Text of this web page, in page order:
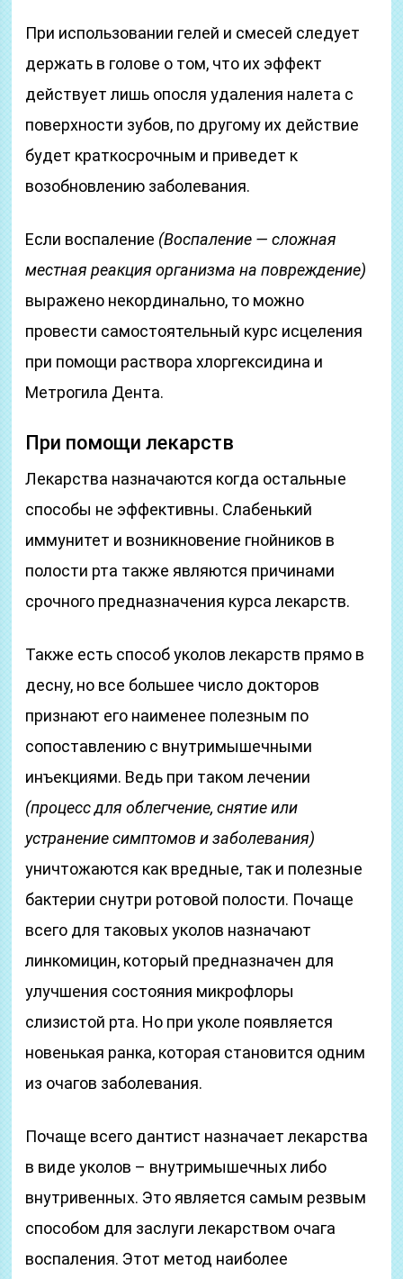
При использовании гелей и смесей следует
держать в голове о том, что их эффект
действует лишь опосля удаления налета с
поверхности зубов, по другому их действие
будет краткосрочным и приведет к
возобновлению заболевания.
Если воспаление (Воспаление — сложная
местная реакция организма на повреждение)
выражено некординально, то можно
провести самостоятельный курс исцеления
при помощи раствора хлоргексидина и
Метрогила Дента.
При помощи лекарств
Лекарства назначаются когда остальные
способы не эффективны. Слабенький
иммунитет и возникновение гнойников в
полости рта также являются причинами
срочного предназначения курса лекарств.
Также есть способ уколов лекарств прямо в
десну, но все большее число докторов
признают его наименее полезным по
сопоставлению с внутримышечными
инъекциями. Ведь при таком лечении
(процесс для облегчение, снятие или
устранение симптомов и заболевания)
уничтожаются как вредные, так и полезные
бактерии снутри ротовой полости. Почаще
всего для таковых уколов назначают
линкомицин, который предназначен для
улучшения состояния микрофлоры
слизистой рта. Но при уколе появляется
новенькая ранка, которая становится одним
из очагов заболевания.
Почаще всего дантист назначает лекарства
в виде уколов – внутримышечных либо
внутривенных. Это является самым резвым
способом для заслуги лекарством очага
воспаления. Этот метод наиболее